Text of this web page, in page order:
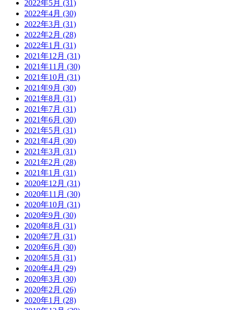
2022年5月 (31)
2022年4月 (30)
2022年3月 (31)
2022年2月 (28)
2022年1月 (31)
2021年12月 (31)
2021年11月 (30)
2021年10月 (31)
2021年9月 (30)
2021年8月 (31)
2021年7月 (31)
2021年6月 (30)
2021年5月 (31)
2021年4月 (30)
2021年3月 (31)
2021年2月 (28)
2021年1月 (31)
2020年12月 (31)
2020年11月 (30)
2020年10月 (31)
2020年9月 (30)
2020年8月 (31)
2020年7月 (31)
2020年6月 (30)
2020年5月 (31)
2020年4月 (29)
2020年3月 (30)
2020年2月 (26)
2020年1月 (28)